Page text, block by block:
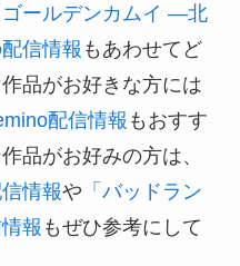
ゴールデンカムイ ―北
信情報 もあわせてど
品がお好きな方には
配信情報 もおすす
品がお好みの方は、
情報や 「バッドラン
報 もぜひ参考にして